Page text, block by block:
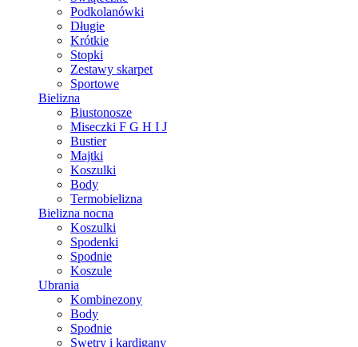
Podkolanówki
Długie
Krótkie
Stopki
Zestawy skarpet
Sportowe
Bielizna
Biustonosze
Miseczki F G H I J
Bustier
Majtki
Koszulki
Body
Termobielizna
Bielizna nocna
Koszulki
Spodenki
Spodnie
Koszule
Ubrania
Kombinezony
Body
Spodnie
Swetry i kardigany